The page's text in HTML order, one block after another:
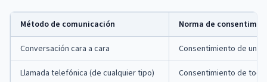
Método de comunicación Norma de
Conversación cara a cara Consentimiento de una
Llamada telefónica (de cualquier tipo) Consentimiento de